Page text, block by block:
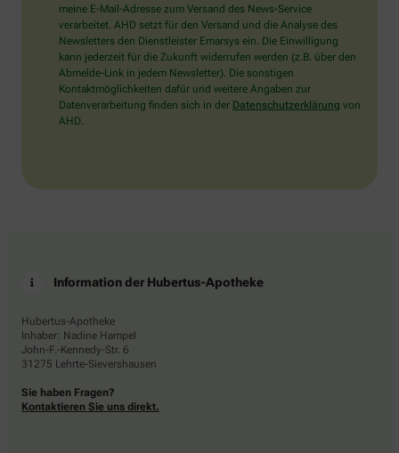
Sie
bitte
den
Stern.
meine E-Mail-Adresse zum Versand des News-Service
verarbeitet. AHD setzt für den Versand und die Analyse des
Newsletters den Dienstleister Emarsys ein. Die Einwilligung
kann jederzeit für die Zukunft widerrufen werden (z.B. über den
Abmelde-Link in jedem Newsletter). Die sonstigen
Kontaktmöglichkeiten dafür und weitere Angaben zur
Datenverarbeitung finden sich in der Datenschutzerklärung von
AHD.
Information der Hubertus-Apotheke
Hubertus-Apotheke
Inhaber: Nadine Hampel
John-F.-Kennedy-Str. 6
31275 Lehrte-Sievershausen
Sie haben Fragen?
Kontaktieren Sie uns direkt.